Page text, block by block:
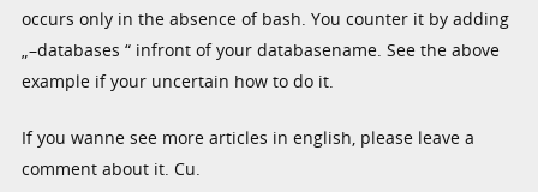
occurs only in the absence of bash. You counter it by adding
„–databases “ infront of your databasename. See the above
example if your uncertain how to do it.
If you wanne see more articles in english, please leave a
comment about it. Cu.